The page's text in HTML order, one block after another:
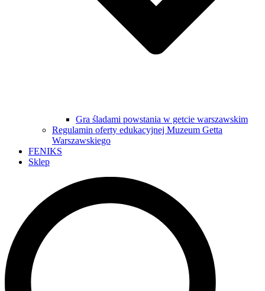
Gra śladami powstania w getcie warszawskim
Regulamin oferty edukacyjnej Muzeum Getta
Warszawskiego
FENIKS
Sklep